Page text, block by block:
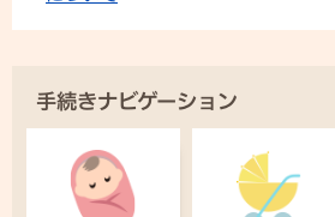
手続きナビゲーション